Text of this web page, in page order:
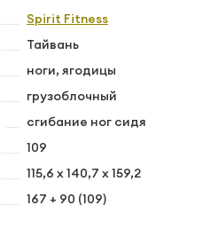
Spirit Fitness
Тайвань
ноги, ягодицы
грузоблочный
сгибание ног сидя
109
115,6 x 140,7 x 159,2
167 + 90 (109)